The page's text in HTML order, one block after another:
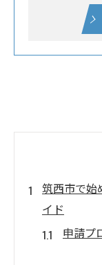
筑西市で始
イド
申請プ
必要